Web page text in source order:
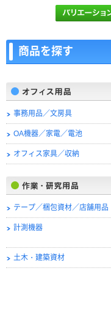
商品を探す
事務用品／文房具
OA機器／家電／電池
オフィス家具／収納
テープ／梱包資材／店舗用品
計測機器
土木・建築資材